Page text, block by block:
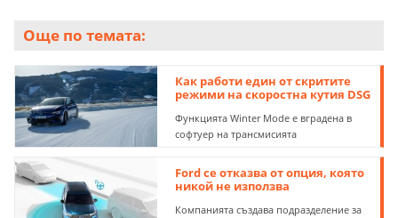
Още по темата:
Как работи един от скритите
режими на скоростна кутия DSG
Функцията Winter Mode е вградена в
софтуер на трансмисията
Ford се отказва от опция, която
никой не използва
Компанията създава подразделение за